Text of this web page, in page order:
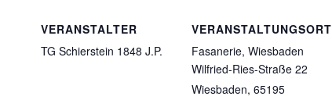
VERANSTALTER
TG Schierstein 1848 J.P.
VERANSTALTUNGSORT
Fasanerie, Wiesbaden
Wilfried-Ries-Straße 22
Wiesbaden, 65195